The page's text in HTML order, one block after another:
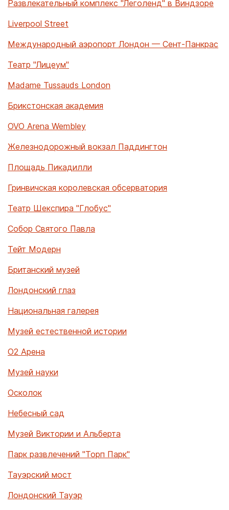
Развлекательный комплекс "Леголенд" в Виндзоре
Liverpool Street
Международный аэропорт Лондон — Сент-Панкрас
Театр "Лицеум"
Madame Tussauds London
Брикстонская академия
OVO Arena Wembley
Железнодорожный вокзал Паддингтон
Площадь Пикадилли
Гринвичская королевская обсерватория
Театр Шекспира "Глобус"
Собор Святого Павла
Тейт Модерн
Британский музей
Лондонский глаз
Национальная галерея
Музей естественной истории
О2 Арена
Музей науки
Осколок
Небесный сад
Музей Виктории и Альберта
Парк развлечений "Торп Парк"
Тауэрский мост
Лондонский Тауэр